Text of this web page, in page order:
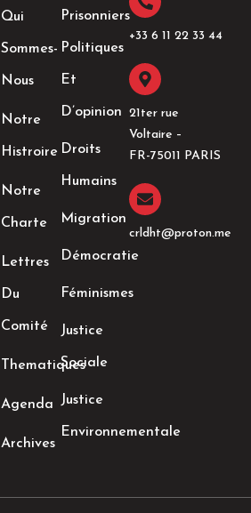
Qui
Sommes-
Nous
Notre
Histroire
Notre
Charte
Lettres
Du
Comité
Thematiques
Agenda
Archives
Prisonniers
Politiques
Et
D’opinion
Droits
Humains
Migration
Démocratie
Féminismes
Justice
Sociale
Justice
Environnementale
+33 6 11 22 33 44​
21ter rue
Voltaire –
FR-75011 PARIS
crldht@proton.me